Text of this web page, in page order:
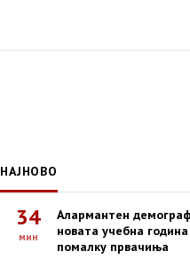
НАЈНОВО
34
мин
Алармантен
новата учебна
помалку првачиња